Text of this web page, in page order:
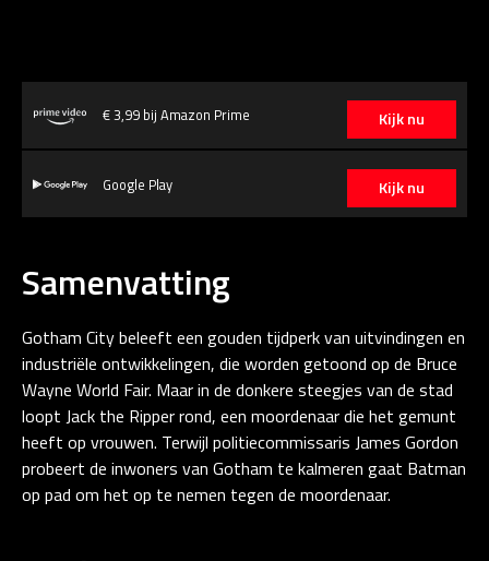
Kijk nu
€ 3,99 bij Amazon Prime
Kijk nu
Google Play
Samenvatting
Gotham City beleeft een gouden tijdperk van uitvindingen en
industriële ontwikkelingen, die worden getoond op de Bruce
Wayne World Fair. Maar in de donkere steegjes van de stad
loopt Jack the Ripper rond, een moordenaar die het gemunt
heeft op vrouwen. Terwijl politiecommissaris James Gordon
probeert de inwoners van Gotham te kalmeren gaat Batman
op pad om het op te nemen tegen de moordenaar.